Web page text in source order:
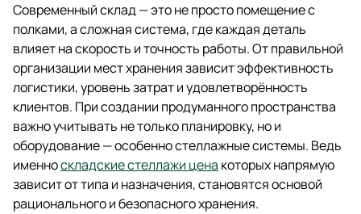
Современный склад — это не просто помещение с
полками, а сложная система, где каждая деталь
влияет на скорость и точность работы. От правильной
организации мест хранения зависит эффективность
логистики, уровень затрат и удовлетворённость
клиентов. При создании продуманного пространства
важно учитывать не только планировку, но и
оборудование — особенно стеллажные системы. Ведь
именноскладские стеллажи цена которых напрямую
зависит от типа и назначения, становятся основой
рационального и безопасного хранения.